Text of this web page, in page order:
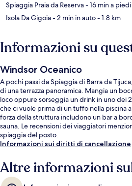
Spiaggia Praia da Reserva- 16 min a piedi
Isola Da Gigoia- 2 min in auto- 1.8 km
Informazioni su
Windsor Oceanico
A pochi passi da Spiaggia di Barra da
di una terrazza panoramica. Mangia un
loco oppure sorseggia un drink in uno dei
che ci vuole prima di un tuffo nella piscina
forza della struttura includono un bar a
sauna. Le recensioni dei viaggiatori
spiaggia del posto.
Informazioni sui diritti di cancellazione
Altre informazioni